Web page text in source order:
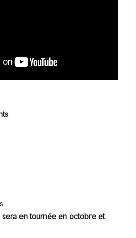
:
en tournée en octobre et